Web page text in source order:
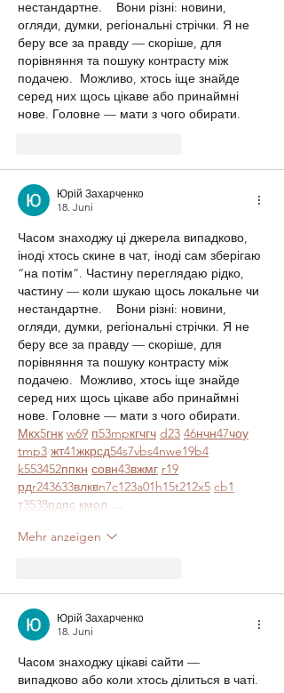
нестандартне.    Вони різні: новини,
огляди, думки, регіональні стрічки. Я не
беру все за правду — скоріше, для
порівняння та пошуку контрасту між
подачею.  Можливо, хтось іще знайде
серед них щось цікаве або принаймні
нове. Головне — мати з чого обирати.
Юрій Захарченко
18. Juni
Часом знаходжу ці джерела випадково,
іноді хтось скине в чат, іноді сам зберігаю
“на потім”. Частину переглядаю рідко,
частину — коли шукаю щось локальне чи
нестандартне.    Вони різні: новини,
огляди, думки, регіональні стрічки. Я не
беру все за правду — скоріше, для
порівняння та пошуку контрасту між
подачею.  Можливо, хтось іще знайде
серед них щось цікаве або принаймні
нове. Головне — мати з чого обирати.
Мкх5гнк w69 п53mpкгчгч d23 46нчн47чоу
tmp3 жт41жкрсд54s7vbs4nwe19b4
k553452ппкн совн43вжмг r19
рдr243633влквn7c123a01h15t212x5 cb1
т3538пдпс кмол …
Mehr anzeigen
Юрій Захарченко
18. Juni
Часом знаходжу цікаві сайти —
випадково або коли хтось ділиться в чаті.